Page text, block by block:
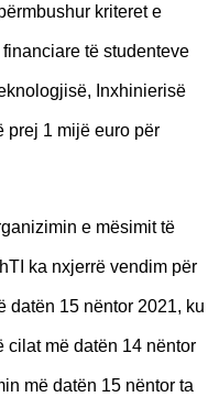
kriteret e
të studenteve
Inxhinierisë
prej 1 mijë euro për
e mësimit të
ka nxjerrë vendim për
datën 15 nëntor 2021, ku
cilat më datën 14 nëntor
më datën 15 nëntor ta